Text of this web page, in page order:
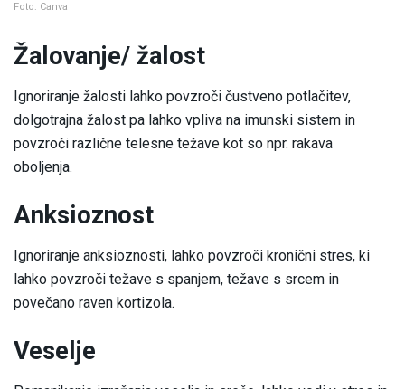
Foto: Canva
Žalovanje/ žalost
Ignoriranje žalosti lahko povzroči čustveno potlačitev,
dolgotrajna žalost pa lahko vpliva na imunski sistem in
povzroči različne telesne težave kot so npr. rakava
oboljenja.
Anksioznost
Ignoriranje anksioznosti, lahko povzroči kronični stres, ki
lahko povzroči težave s spanjem, težave s srcem in
povečano raven kortizola.
Veselje